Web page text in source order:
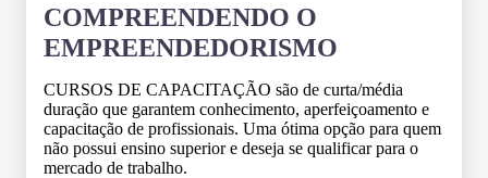
COMPREENDENDO O
EMPREENDEDORISMO
CURSOS DE CAPACITAÇÃO são de curta/média
duração que garantem conhecimento, aperfeiçoamento e
capacitação de profissionais. Uma ótima opção para quem
não possui ensino superior e deseja se qualificar para o
mercado de trabalho.